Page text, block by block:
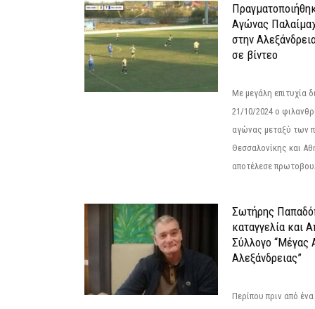
Αγώνας
στην
σε βίντεο
Με μεγάλη επιτυχία
21/10/2024 ο
αγώνας μεταξύ των
Θεσσαλονίκης και
αποτέλεσε
Σωτήρης
καταγγελία και
Σύλλογο “Μέγας
Αλεξάνδρειας”
Περίπου πριν από